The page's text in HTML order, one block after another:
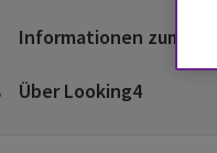
Informationen zum
Über Looking4